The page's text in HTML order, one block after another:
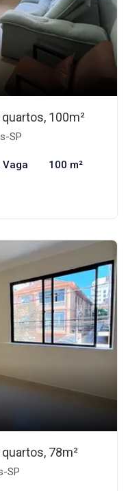
100m²
SP
Vaga 100 m²
78m²
SP